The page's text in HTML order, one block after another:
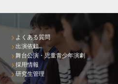
よくある質問
出演依頼
舞台公演・児童青少年演劇
採用情報
研究生管理